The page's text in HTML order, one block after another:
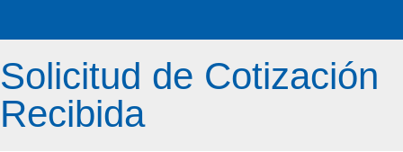
Solicitud de Cotización
Recibida